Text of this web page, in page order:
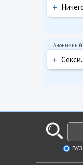
+
+
ВУЗ